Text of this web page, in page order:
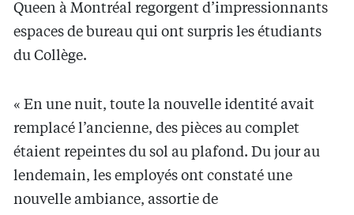
Queen à Montréal regorgent d’impressionnants
espaces de bureau qui ont surpris les étudiants
du Collège.
« En une nuit, toute la nouvelle identité avait
remplacé l’ancienne, des pièces au complet
étaient repeintes du sol au plafond. Du jour au
lendemain, les employés ont constaté une
nouvelle ambiance, assortie de